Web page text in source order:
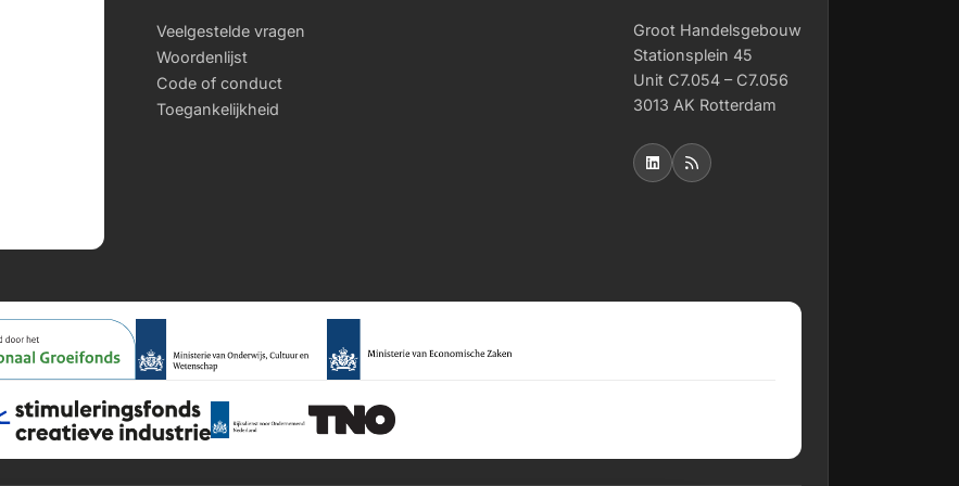
Veelgestelde vragen
Woordenlijst
Code of conduct
Toegankelijkheid
Groot Handelsgebouw
Stationsplein 45
Unit C7.054 – C7.056
3013 AK Rotterdam